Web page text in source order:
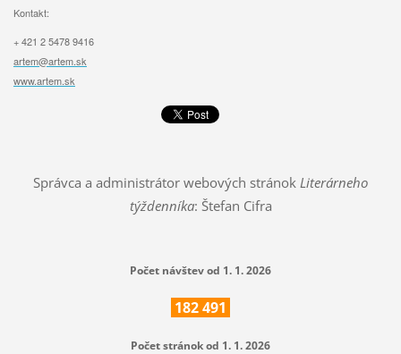
Kontakt:
+ 421 2 5478 9416
artem@artem.sk
www.artem.sk
Správca a administrátor webových stránok Literárneho
týždenníka: Štefan Cifra
Počet návštev od 1. 1. 2026
182491
Počet stránok od 1. 1. 2026